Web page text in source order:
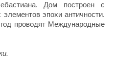
Дом построен с
эпохи античности.
проводят Международные